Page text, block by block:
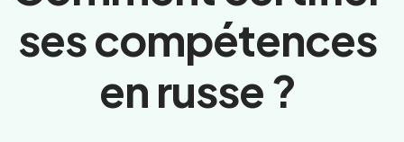
ses compétences
en russe ?